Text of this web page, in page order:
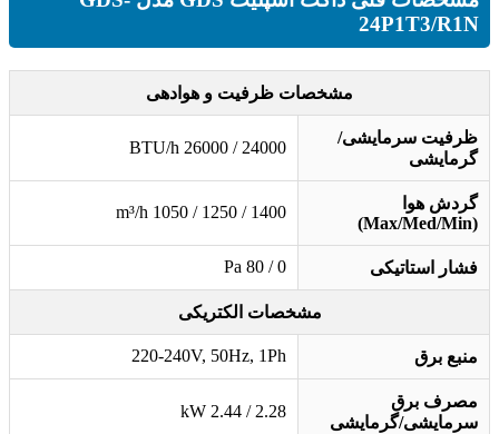
24P1T3/R1N
مشخصات ظرفیت و هوادهی
ظرفیت سرمایشی/
گرمایشی
24000 / 26000 BTU/h
گردش هوا
(Max/Med/Min)
1400 / 1250 / 1050 m³/h
فشار استاتیکی 0 / 80 Pa
مشخصات الکتریکی
منبع برق 220-240V, 50Hz, 1Ph
مصرف برق
سرمایشی/گرمایشی
2.28 / 2.44 kW